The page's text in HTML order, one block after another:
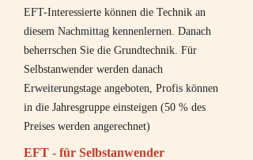
EFT-Interessierte können die Technik an
diesem Nachmittag kennenlernen. Danach
beherrschen Sie die Grundtechnik. Für
Selbstanwender werden danach
Erweiterungstage angeboten, Profis können
in die Jahresgruppe einsteigen (50 % des
Preises werden angerechnet)
EFT - für Selbstanwender